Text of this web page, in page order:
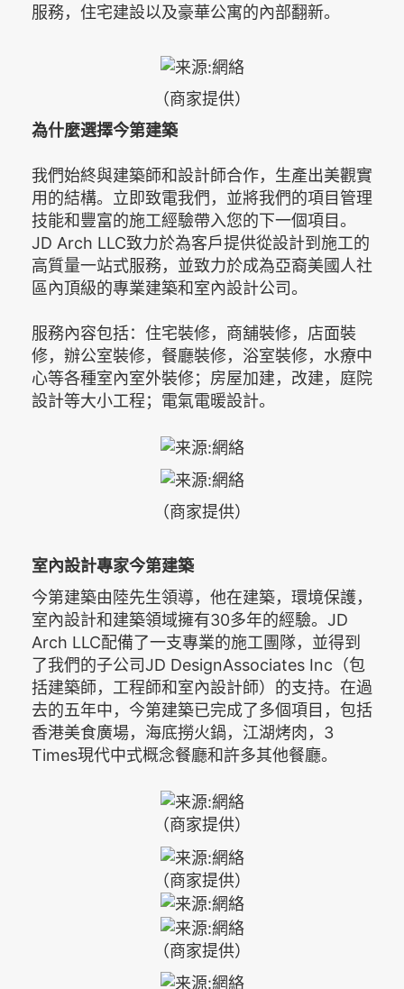
服務，住宅建設以及豪華公寓的內部翻新。
（商家提供）
為什麼選擇今第建築
我們始終與建築師和設計師合作，生產出美觀實
用的結構。立即致電我們，並將我們的項目管理
技能和豐富的施工經驗帶入您的下一個項目。
JD Arch LLC致力於為客戶提供從設計到施工的
高質量一站式服務，並致力於成為亞裔美國人社
區內頂級的專業建築和室內設計公司。
服務內容包括：住宅裝修，商舖裝修，店面裝
修，辦公室裝修，餐廳裝修，浴室裝修，水療中
心等各種室內室外裝修；房屋加建，改建，庭院
設計等大小工程；電氣電暖設計。
（商家提供）
室內設計專家今第建築
今第建築由陸先生領導，他在建築，環境保護，
室內設計和建築領域擁有30多年的經驗。JD
Arch LLC配備了一支專業的施工團隊，並得到
了我們的子公司JD DesignAssociates Inc（包
括建築師，工程師和室內設計師）的支持。在過
去的五年中，今第建築已完成了多個項目，包括
香港美食廣場，海底撈火鍋，江湖烤肉，3
Times現代中式概念餐廳和許多其他餐廳。
（商家提供）
（商家提供）
（商家提供）